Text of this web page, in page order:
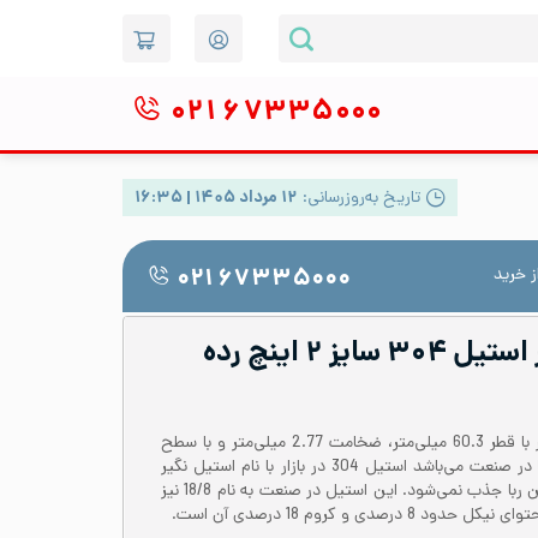
۰۲۱ ۶۷۳۳۵۰۰۰
تاریخ به‌روزرسانی: ۱۲ مرداد ۱۴۰۵ | ۱۶:۳۵
خرید ۰۲۱ ۶۷۳۳۵۰۰۰
لوله صنعتی درز دار استیل ۳۰۴ سایز ۲ اینچ رده
لوله استیل 304 یا 1.4301 درزدار با قطر 60.3 میلی‌متر، ضخامت 2.77 میلی‌متر و با سطح
مات یکی از پرکاربردترین لوله‌ها در صنعت می‌باشد‌ استیل 304 در بازار با نام استیل نگیر
نیز شناخته می‌شود که توسط آهن ربا جذب نمی‌شود. این استیل در صنعت به نام 18/8 نیز
و کروم 18 درصدی آن است.